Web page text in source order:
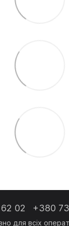
02 +380